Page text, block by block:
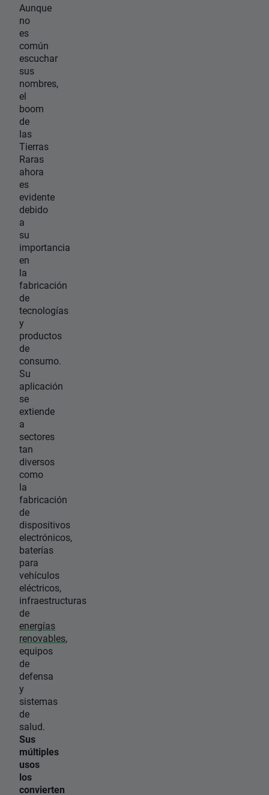
Aunque
no
es
común
escuchar
sus
nombres,
el
boom
de
las
Tierras
Raras
ahora
es
evidente
debido
a
su
importancia
en
la
fabricación
de
tecnologías
y
productos
de
consumo.
Su
aplicación
se
extiende
a
sectores
tan
diversos
como
la
fabricación
de
dispositivos
electrónicos,
baterías
para
vehículos
eléctricos,
infraestructuras
de
energías
renovables,
equipos
de
defensa
y
sistemas
de
salud.
Sus
múltiples
usos
los
convierten